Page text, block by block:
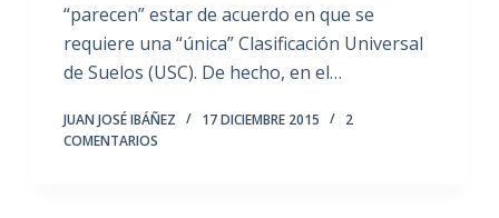
“parecen” estar de acuerdo en que se
requiere una “única” Clasificación Universal
de Suelos (USC). De hecho, en el…
JUAN JOSÉ IBÁÑEZ 17 DICIEMBRE 2015
2
COMENTARIOS